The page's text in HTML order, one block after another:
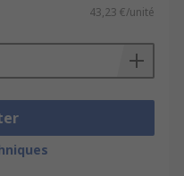
43,23 €/unité